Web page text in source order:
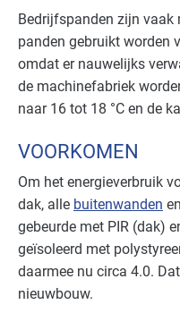
Bedrijfspanden zijn vaak
panden gebruikt worden
omdat er nauwelijks
de machinefabriek
naar 16 tot 18 °C en de
VOORKOMEN
Om het energieverbruik
dak, alle buitenwanden en
gebeurde met PIR (dak)
geïsoleerd met
daarmee nu circa 4.0.
nieuwbouw.